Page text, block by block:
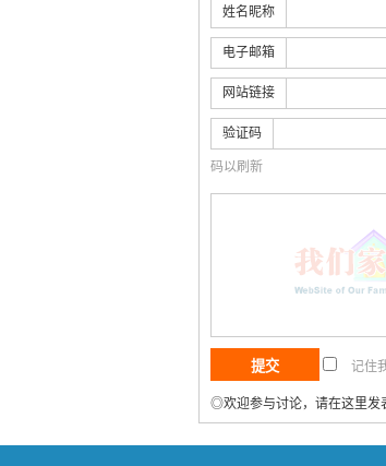
姓名昵称
电子邮箱
网站链接
验证码
码以刷新
记住
◎欢迎参与讨论，请在这里发